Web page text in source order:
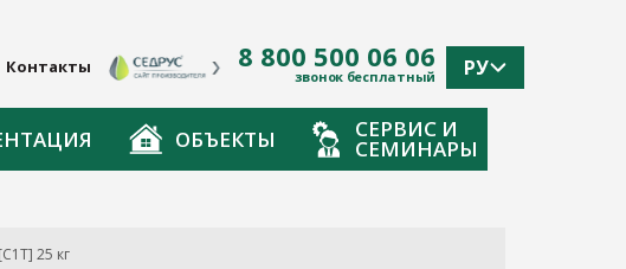
Контакты 8 800 500 06 06
звонок бесплатный РУ
ОБЪЕКТЫ СЕРВИС И
СЕМИНАРЫ
25 кг